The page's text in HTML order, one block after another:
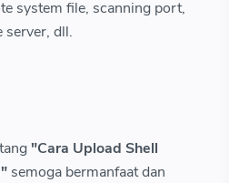
system file, scanning port,
server, dll.
"Cara Upload Shell
semoga bermanfaat dan